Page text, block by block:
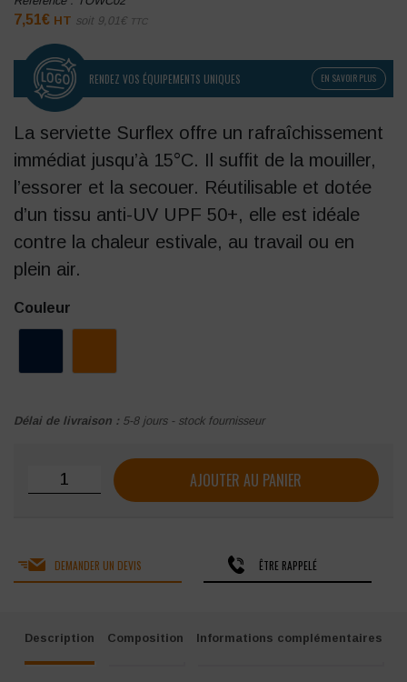
7,51€ HT soit 9,01 € TTC
RENDEZ VOS ÉQUIPEMENTS UNIQUES EN SAVOIR PLUS
La serviette Surflex offre un rafraîchissement
immédiat jusqu’à 15°C. Il suffit de la mouiller,
l’essorer et la secouer. Réutilisable et dotée
d’un tissu anti-UV UPF 50+, elle est idéale
contre la chaleur estivale, au travail ou en
plein air.
Couleur
Délai de livraison : 5-8 jours - stock fournisseur
quantité de Serviette SURFLEX rafraichissante
AJOUTER AU PANIER
DEMANDER UN DEVIS ÊTRE RAPPELÉ
Description Composition Informations complémentaires